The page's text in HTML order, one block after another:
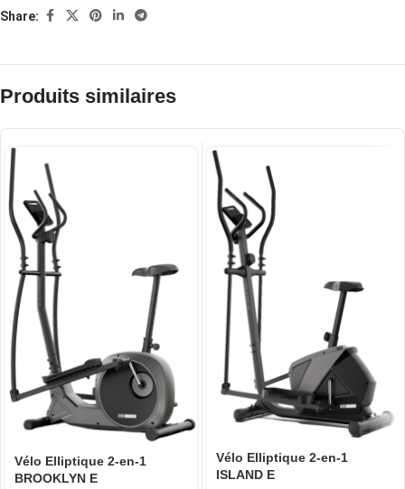
Share:
Produits similaires
Vélo Elliptique 2-en-1
BROOKLYN E
Vélo Elliptique 2-en-1
ISLAND E